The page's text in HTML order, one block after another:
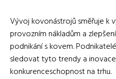
Vývoj kovonástrojů směřuje k
provozním nákladům a
podnikání s kovem.
sledovat tyto trendy a
konkurenceschopnost na trhu.